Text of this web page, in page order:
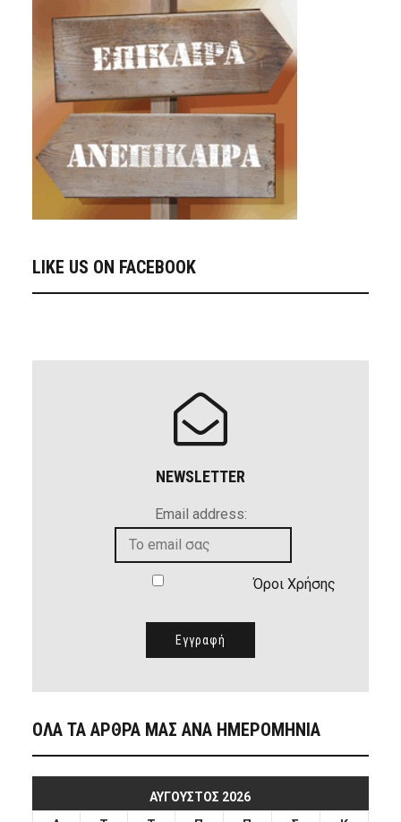
LIKE US ON FACEBOOK
NEWSLETTER
Email address:
Όροι Χρήσης
ΟΛΑ ΤΑ ΑΡΘΡΑ ΜΑΣ ΑΝΑ ΗΜΕΡΟΜΗΝΙΑ
ΑΎΓΟΥΣΤΟΣ 2026